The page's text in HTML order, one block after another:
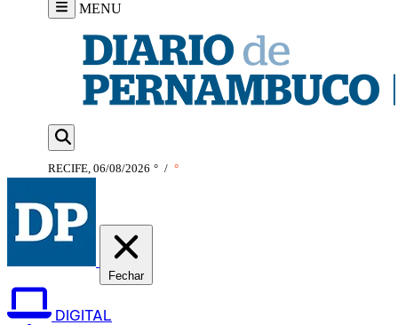
MENU
RECIFE, 06/08/2026 ° / °
Fechar
DIGITAL